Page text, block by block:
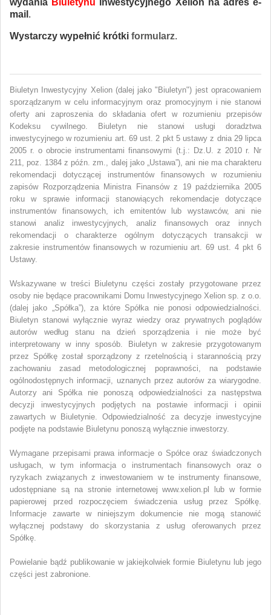
mail .
Wystarczy wypełnić krótki formularz.
Biuletyn Inwestycyjny Xelion (dalej jako "Biuletyn") jest opracowaniem
sporządzanym w celu informacyjnym oraz promocyjnym i nie stanowi
oferty ani zaproszenia do składania ofert w rozumieniu przepisów
Kodeksu cywilnego. Biuletyn nie stanowi usługi doradztwa
inwestycyjnego w rozumieniu art. 69 ust. 2 pkt 5 ustawy z dnia 29 lipca
2005 r. o obrocie instrumentami finansowymi (t.j.: Dz.U. z 2010 r. Nr
211, poz. 1384 z późn. zm., dalej jako „Ustawa”), ani nie ma charakteru
rekomendacji dotyczącej instrumentów finansowych w rozumieniu
zapisów Rozporządzenia Ministra Finansów z 19 października 2005
roku w sprawie informacji stanowiących rekomendacje dotyczące
instrumentów finansowych, ich emitentów lub wystawców, ani nie
stanowi analiz inwestycyjnych, analiz finansowych oraz innych
rekomendacji o charakterze ogólnym dotyczących transakcji w
zakresie instrumentów finansowych w rozumieniu art. 69 ust. 4 pkt 6
Ustawy.
Wskazywane w treści Biuletynu części zostały przygotowane przez
osoby nie będące pracownikami Domu Inwestycyjnego Xelion sp. z o.o.
(dalej jako „Spółka”), za które Spółka nie ponosi odpowiedzialności.
Biuletyn stanowi wyłącznie wyraz wiedzy oraz prywatnych poglądów
autorów według stanu na dzień sporządzenia i nie może być
interpretowany w inny sposób. Biuletyn w zakresie przygotowanym
przez Spółkę został sporządzony z rzetelnością i starannością przy
zachowaniu zasad metodologicznej poprawności, na podstawie
ogólnodostępnych informacji, uznanych przez autorów za wiarygodne.
Autorzy ani Spółka nie ponoszą odpowiedzialności za następstwa
decyzji inwestycyjnych podjętych na postawie informacji i opinii
zawartych w Biuletynie. Odpowiedzialność za decyzje inwestycyjne
podjęte na podstawie Biuletynu ponoszą wyłącznie inwestorzy.
Wymagane przepisami prawa informacje o Spółce oraz świadczonych
usługach, w tym informacja o instrumentach finansowych oraz o
ryzykach związanych z inwestowaniem w te instrumenty finansowe,
udostępniane są na stronie internetowej www.xelion.pl lub w formie
papierowej przed rozpoczęciem świadczenia usług przez Spółkę.
Informacje zawarte w niniejszym dokumencie nie mogą stanowić
wyłącznej podstawy do skorzystania z usług oferowanych przez
Spółkę.
Powielanie bądź publikowanie w jakiejkolwiek formie Biuletynu lub jego
części jest zabronione.